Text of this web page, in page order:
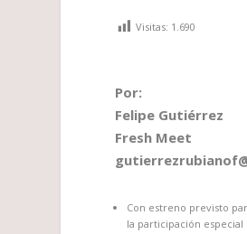
Visitas: 1.690
Por:
Felipe Gutiérrez
Fresh Meet
Con estreno previsto
la participación